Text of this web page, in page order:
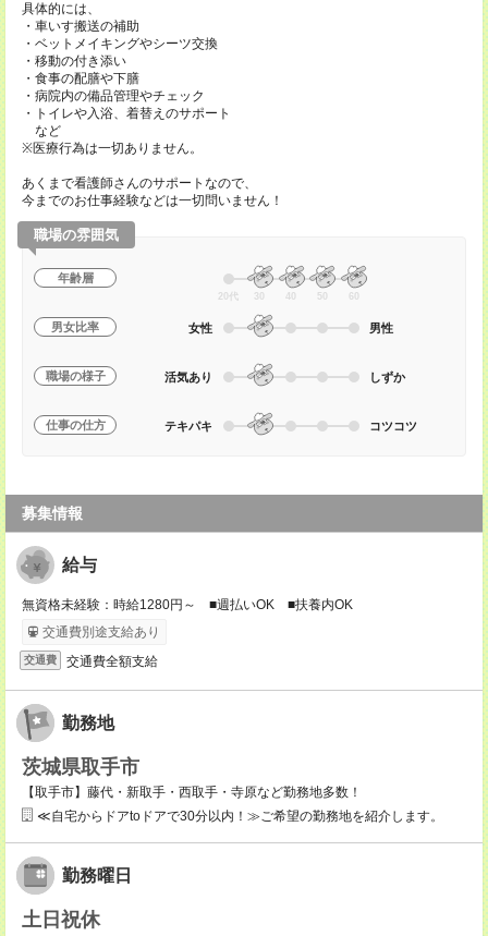
具体的には、
・車いす搬送の補助
・ベットメイキングやシーツ交換
・移動の付き添い
・食事の配膳や下膳
・病院内の備品管理やチェック
・トイレや入浴、着替えのサポート
など
※医療行為は一切ありません。
あくまで看護師さんのサポートなので、
今までのお仕事経験などは一切問いません！
職場の雰囲気
年齢層
20代 30 40 50 60
男女比率 女性 男性
職場の様子 活気あり しずか
仕事の仕方 テキパキ コツコツ
募集情報
給与
無資格未経験：時給1280円～ ■週払いOK ■扶養内OK
交通費別途支給あり
交通費 交通費全額支給
勤務地
茨城県取手市
【取手市】藤代・新取手・西取手・寺原など勤務地多数！
≪自宅からドアtoドアで30分以内！≫ご希望の勤務地を紹介します。
勤務曜日
土日祝休